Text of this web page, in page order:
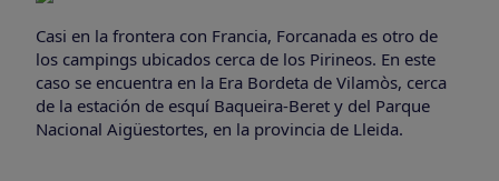
Casi en la frontera con Francia, Forcanada es otro de
los campings ubicados cerca de los Pirineos. En este
caso se encuentra en la Era Bordeta de Vilamòs, cerca
de la estación de esquí Baqueira-Beret y del Parque
Nacional Aigüestortes, en la provincia de Lleida.